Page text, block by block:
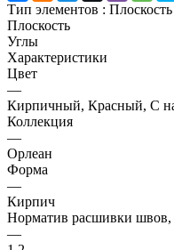
Тип элементов : Плоскость
Плоскость
Углы
Характеристики
Цвет
—
Кирпичный, Красный, С
Коллекция
—
Орлеан
Форма
—
Кирпич
Норматив расшивки швов,
—